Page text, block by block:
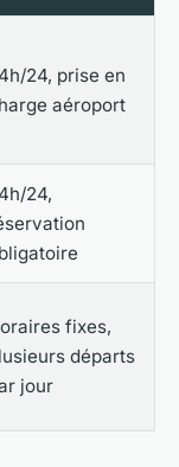
24, prise en
aéroport
24,
fixes,
départs
jour